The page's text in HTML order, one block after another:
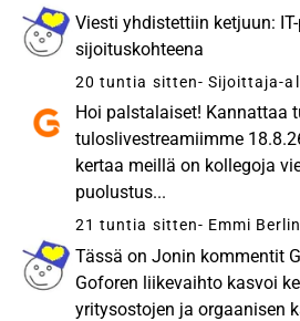
Viesti yhdistettiin ketjuun:
sijoituskohteena
20 tuntia sitten- Sijoittaja-
Hoi palstalaiset! Kannattaa
tuloslivestreamiimme
kertaa meillä on kollegoja
puolustus...
21 tuntia sitten- Emmi Berlin
Tässä on Jonin kommentit
Goforen liikevaihto kasvoi
yritysostojen ja orgaanisen